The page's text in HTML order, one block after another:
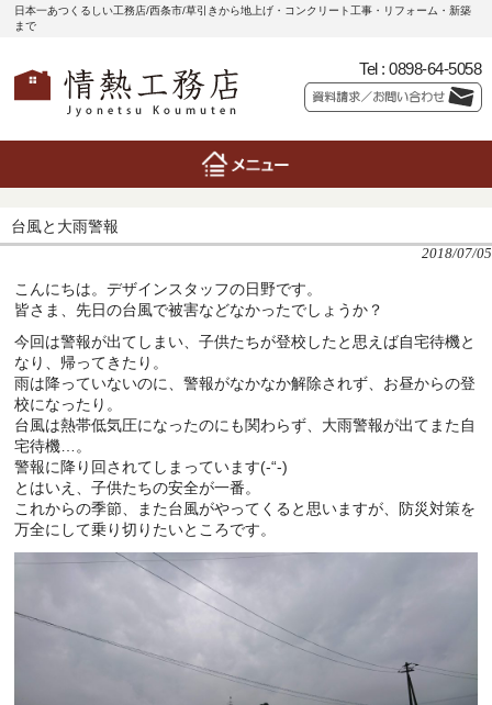
日本一あつくるしい工務店/西条市/草引きから地上げ・コンクリート工事・リフォーム・新築
まで
Tel : 0898-64-5058
台風と大雨警報
2018/07/05
こんにちは。デザインスタッフの日野です。
皆さま、先日の台風で被害などなかったでしょうか？
今回は警報が出てしまい、子供たちが登校したと思えば自宅待機と
なり、帰ってきたり。
雨は降っていないのに、警報がなかなか解除されず、お昼からの登
校になったり。
台風は熱帯低気圧になったのにも関わらず、大雨警報が出てまた自
宅待機…。
警報に降り回されてしまっています(-“-)
とはいえ、子供たちの安全が一番。
これからの季節、また台風がやってくると思いますが、防災対策を
万全にして乗り切りたいところです。